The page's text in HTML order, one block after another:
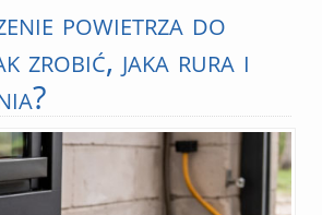
powietrza do
zrobić, jaka rura i